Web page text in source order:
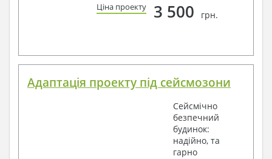
Ціна проекту 3 500 грн.
Адаптація проекту під сейсмозони
Сейсмічно
безпечний
будинок:
надійно, та
гарно